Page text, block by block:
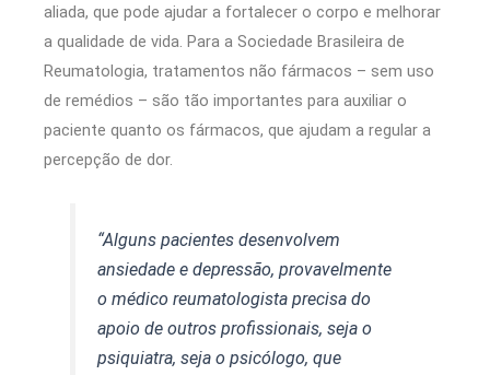
aliada, que pode ajudar a fortalecer o corpo e melhorar
a qualidade de vida. Para a Sociedade Brasileira de
Reumatologia, tratamentos não fármacos – sem uso
de remédios – são tão importantes para auxiliar o
paciente quanto os fármacos, que ajudam a regular a
percepção de dor.
“Alguns pacientes desenvolvem
ansiedade e depressão, provavelmente
o médico reumatologista precisa do
apoio de outros profissionais, seja o
psiquiatra, seja o psicólogo, que